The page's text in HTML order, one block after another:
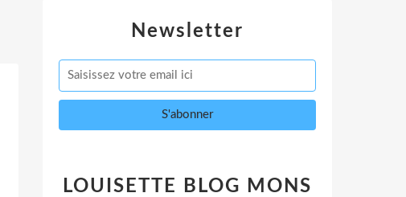
Newsletter
LOUISETTE BLOG MONS